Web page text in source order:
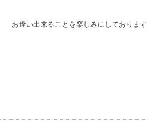
お逢い出来ることを楽しみにしております